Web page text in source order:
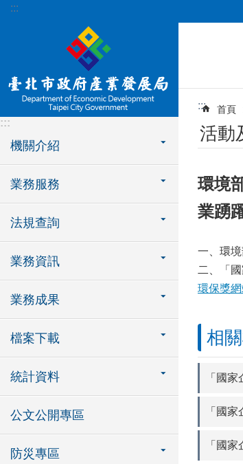
跳到主要內容區塊
:::
:::
機關介紹
業務服務
法規查詢
業務資訊
業務成果
檔案下載
統計資料
公文公開專區
防災專區
::: 首頁
活動
環境
業踴
一、環
二、「
環保獎
相
「國
「國
「國